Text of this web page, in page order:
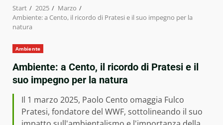
Start 2025
Marzo
Ambiente: a Cento, il ricordo di Pratesi e il suo impegno per la
natura
Ambiente
Ambiente: a Cento, il ricordo di Pratesi e il
suo impegno per la natura
Il 1 marzo 2025, Paolo Cento omaggia Fulco
Pratesi, fondatore del WWF, sottolineando il suo